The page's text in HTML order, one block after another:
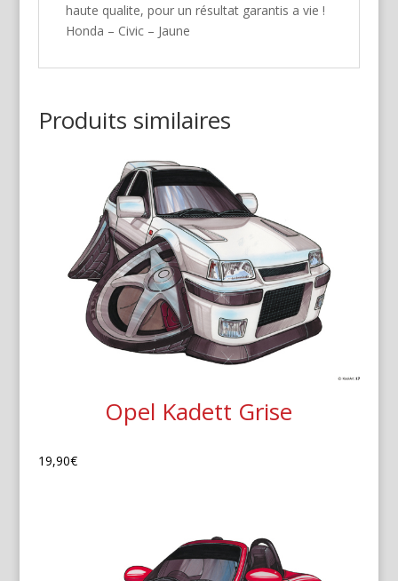
haute qualite, pour un résultat garantis a vie !
Honda – Civic – Jaune
Produits similaires
Opel Kadett Grise
19,90€